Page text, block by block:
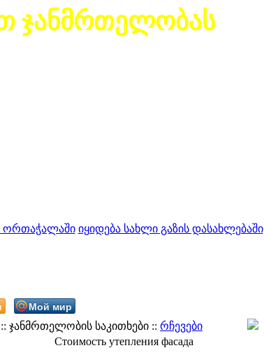
ჯანმრთელობას
ორთაჭალაში იყიდება სახლი გაზის დასახლებაში
Мой мир
:: ჯანმრთელობის საკითხები :: რჩევები
Стоимость утепления фасада